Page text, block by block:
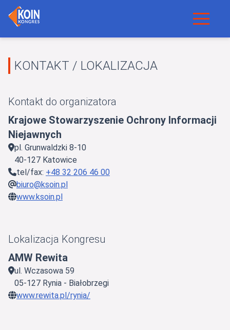
KONTAKT / LOKALIZACJA
Kontakt do organizatora
Krajowe Stowarzyszenie Ochrony Informacji
Niejawnych
pl. Grunwaldzki 8-10
40-127 Katowice
tel/fax: +48 32 206 46 00
biuro@ksoin.pl
www.ksoin.pl
Lokalizacja Kongresu
AMW Rewita
ul. Wczasowa 59
05-127 Rynia - Białobrzegi
www.rewita.pl/rynia/